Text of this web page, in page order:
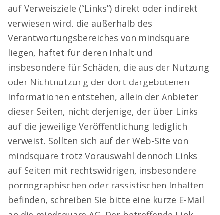
auf Verweisziele (“Links”) direkt oder indirekt
verwiesen wird, die außerhalb des
Verantwortungsbereiches von mindsquare
liegen, haftet für deren Inhalt und
insbesondere für Schäden, die aus der Nutzung
oder Nichtnutzung der dort dargebotenen
Informationen entstehen, allein der Anbieter
dieser Seiten, nicht derjenige, der über Links
auf die jeweilige Veröffentlichung lediglich
verweist. Sollten sich auf der Web-Site von
mindsquare trotz Vorauswahl dennoch Links
auf Seiten mit rechtswidrigen, insbesondere
pornographischen oder rassistischen Inhalten
befinden, schreiben Sie bitte eine kurze E-Mail